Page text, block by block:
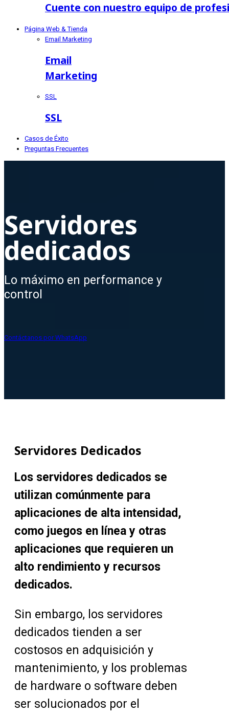
Cuente con nuestro equipo de
Página Web & Tienda
Email Marketing
Email
Marketing
SSL
SSL
Casos de Éxito
Preguntas Frecuentes
Servidores
dedicados
Lo máximo en performance y
control
Contáctanos por WhatsApp
Servidores Dedicados
Los servidores dedicados se
utilizan comúnmente para
aplicaciones de alta intensidad,
como juegos en línea y otras
aplicaciones que requieren un
alto rendimiento y recursos
dedicados.
Sin embargo, los servidores
dedicados tienden a ser
costosos en adquisición y
mantenimiento, y los problemas
de hardware o software deben
ser solucionados por el